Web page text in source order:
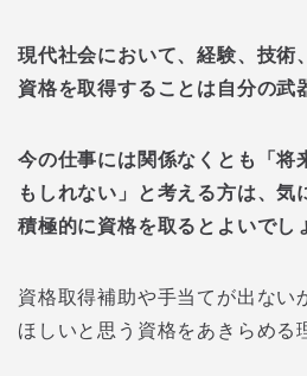
現代社会において、経験、技術
資格を取得することは自分の武
今の仕事には関係なくとも「将
もしれない」と考える方は、気
積極的に資格を取るとよいでし
資格取得補助や手当てが出ない
ほしいと思う資格をあきらめる